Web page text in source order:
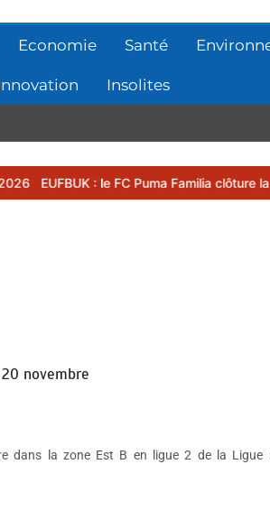
Economie Santé
Insolites
le FC Puma Familia clôture la saison
novembre
dans la zone Est B en ligue 2 de la Ligue